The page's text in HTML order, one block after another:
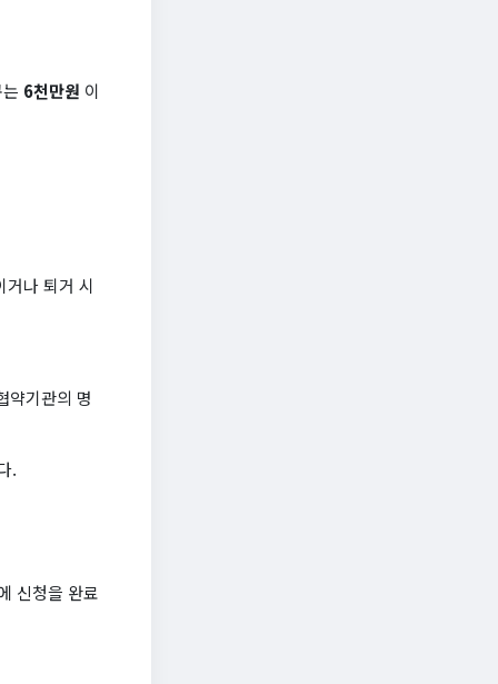
6천만원 이
거나 퇴거 시
약기관의 명
.
신청을 완료